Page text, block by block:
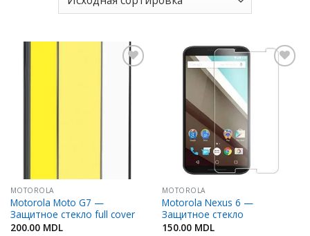
MOTOROLA
Motorola Moto G7 —
Защитное стекло full cover
200.00 MDL
MOTOROLA
Motorola Nexus 6 —
Защитное стекло
150.00 MDL